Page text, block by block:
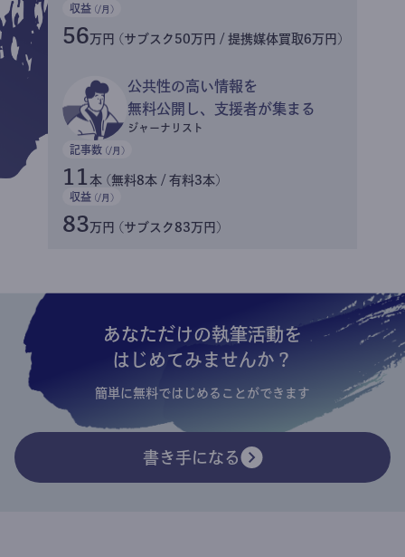
収益 (/月)
56万円 (サブスク50万円 / 提携媒体買取6万円)
公共性の高い情報を
無料公開し、支援者が集まる
ジャーナリスト
記事数 (/月)
11 本 (無料8本 / 有料3本)
収益 (/月)
83万円 (サブスク83万円)
あなただけの執筆活動を
はじめてみませんか？
簡単に無料ではじめることができます
書き手になる